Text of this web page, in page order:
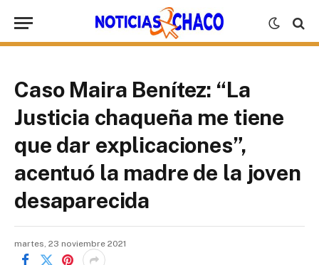
Caso Maira Benítez: “La
Justicia chaqueña me tiene
que dar explicaciones”,
acentuó la madre de la joven
desaparecida
martes, 23 noviembre 2021